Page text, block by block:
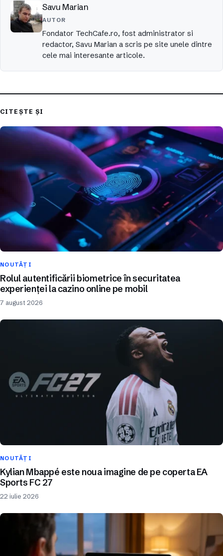
Savu Marian
AUTOR
Fondator TechCafe.ro, fost administrator si
redactor, Savu Marian a scris pe site unele dintre
cele mai interesante articole.
CITEȘTE ȘI
NOUTĂȚI
Rolul autentificării biometrice în securitatea
experienței la cazino online pe mobil
7 august 2026
NOUTĂȚI
Kylian Mbappé este noua imagine de pe coperta EA
Sports FC 27
22 iulie 2026